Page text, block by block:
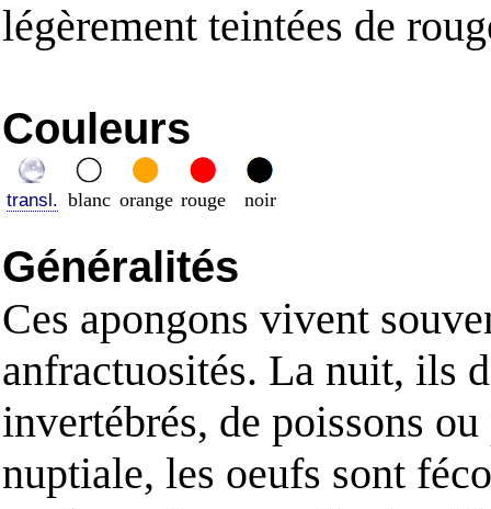
légèrement teintées de
Couleurs
transl. blanc orange rouge noir
Généralités
Ces apongons vivent
anfractuosités. La nuit, ils
invertébrés, de poissons
nuptiale, les oeufs sont